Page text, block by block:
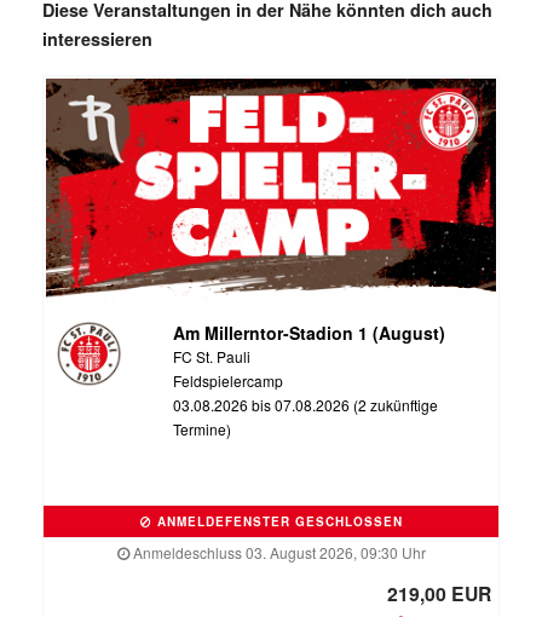
Diese Veranstaltungen in der Nähe könnten dich auch
interessieren
Am Millerntor-Stadion 1 (August)
FC St. Pauli
Feldspielercamp
03.08.2026 bis 07.08.2026 (2 zukünftige
Termine)
ANMELDEFENSTER GESCHLOSSEN
Anmeldeschluss 03. August 2026, 09:30 Uhr
219,00 EUR